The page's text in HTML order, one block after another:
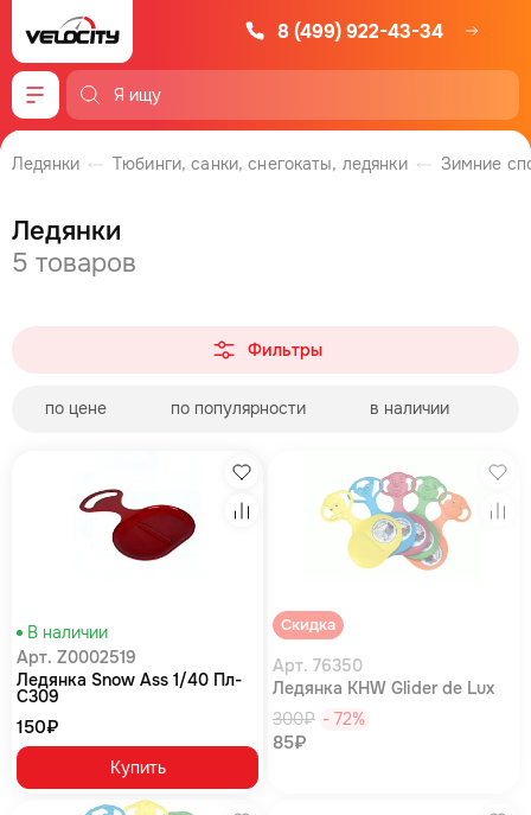
8 (499) 922-43-34
Меню
Зимние
Тюбинги, санки, снегокаты, ледянки
Ледянки
Ледянки
5 товаров
Фильтры
по цене по популярности в наличии
Избранное
Сравнение
В наличии
Арт. Z0002519
Ледянка Snow Ass 1/40 Пл-
С309
150₽
Купить
Скидка
Арт. 76350
Ледянка KHW Glider de Lux
300₽ - 72%
85₽